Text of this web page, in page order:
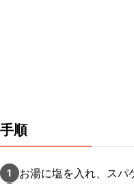
手順
1 お湯に塩を入れ、スパ